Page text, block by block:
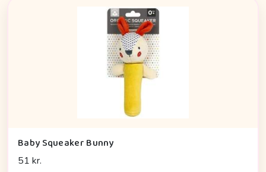
Baby Squeaker Bunny
51 kr.